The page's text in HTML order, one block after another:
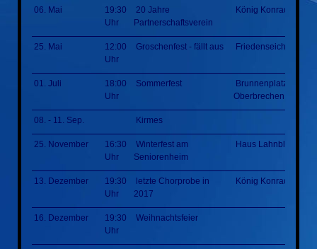
06. Mai
19:30
Uhr
20 Jahre
Partnerschaftsverein
König Konrad Halle
25. Mai
12:00
Uhr
Groschenfest - fällt aus Friedenseiche
01. Juli
18:00
Uhr
Sommerfest
Brunnenplatz
Oberbrechen
08. - 11. Sep. Kirmes
25. November
16:30
Uhr
Winterfest am
Seniorenheim
Haus Lahnblick
13. Dezember
19:30
Uhr
letzte Chorprobe in
2017
König Konrad Halle
16. Dezember
19:30
Uhr
Weihnachtsfeier